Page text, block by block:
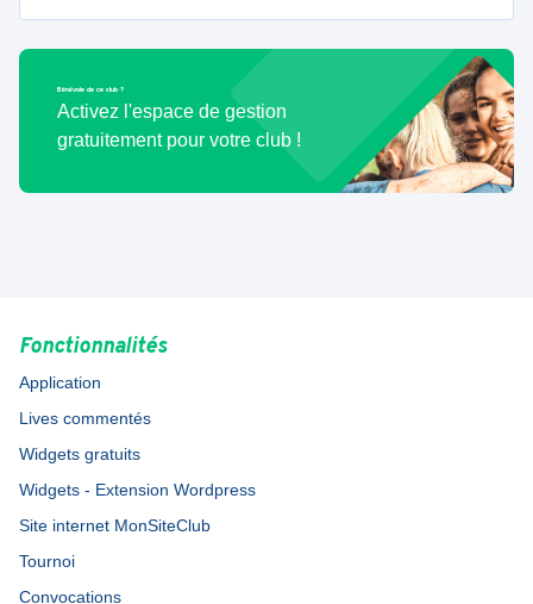
Bénévole de ce club ?
Activez l'espace de gestion
gratuitement pour votre club !
Fonctionnalités
Application
Lives commentés
Widgets gratuits
Widgets - Extension Wordpress
Site internet MonSiteClub
Tournoi
Convocations